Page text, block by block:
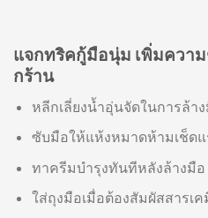
แจกทริคกู้มือนุ่ม เพิ่มควา
กร้าน
หลีกเลี่ยงน้ำอุ่นจัดในการล้า
ซับมือให้แห้งหมาดห้ามเช็ดแ
ทาครีมบำรุงทันทีหลังล้างมือ
ใส่ถุงมือเมื่อต้องสัมผัสสารเค